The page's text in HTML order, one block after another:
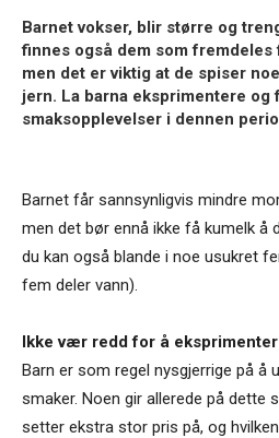
Barnet vokser, blir større og
finnes også dem som
men det er viktig at de spiser
jern. La barna eksprimentere og
smaksopplevelser i dennen
Barnet får sannsynligvis mindre
men det bør ennå ikke få kumelk å
du kan også blande i noe usukret
fem deler vann).
Ikke vær redd for å
Barn er som regel nysgjerrige på å
smaker. Noen gir allerede på dette
setter ekstra stor pris på, og